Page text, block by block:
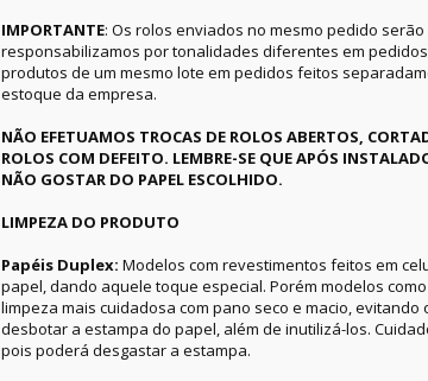
IMPORTANTE: Os rolos enviados no mesmo pedido
responsabilizamos por tonalidades diferentes em
produtos de um mesmo lote em pedidos feitos
estoque da empresa.
NÃO EFETUAMOS TROCAS DE ROLOS ABERTOS,
ROLOS COM DEFEITO. LEMBRE-SE QUE APÓS
NÃO GOSTAR DO PAPEL ESCOLHIDO.
LIMPEZA DO PRODUTO
Papéis Duplex: Modelos com revestimentos feitos em
papel, dando aquele toque especial. Porém modelos
limpeza mais cuidadosa com pano seco e macio,
desbotar a estampa do papel, além de inutilizá-los.
pois poderá desgastar a estampa.